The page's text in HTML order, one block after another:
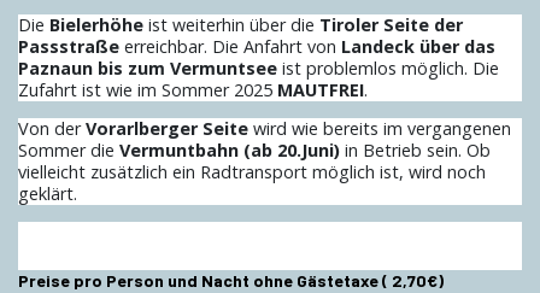
Die Bielerhöhe ist weiterhin über die Tiroler Seite der
Passstraße erreichbar. Die Anfahrt von Landeck über das
Paznaun bis zum Vermuntsee ist problemlos möglich. Die
Zufahrt ist wie im Sommer 2025 MAUTFREI.
Von derVorarlberger Seite wird wie bereits im vergangenen
Sommer die Vermuntbahn (ab 20.Juni) in Betrieb sein. Ob
vielleicht zusätzlich ein Radtransport möglich ist, wird noch
geklärt.
Preise pro Person und Nacht ohne Gästetaxe ( 2,70€)